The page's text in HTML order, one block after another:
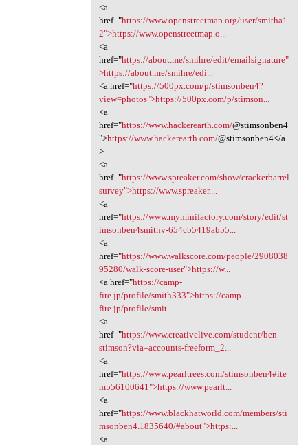
<a
href="https://www.openstreetmap.org/user/smitha1
2">https://www.openstreetmap.o...
<a
href="https://about.me/smihre/edit/emailsignature"
>https://about.me/smihre/edi...
<a href="https://500px.com/p/stimsonben4?
view=photos">https://500px.com/p/stimson...
<a
href="https://www.hackerearth.com/@stimsonben4
">https://www.hackerearth.com/@stimsonben4</a
>
<a
href="https://www.spreaker.com/show/crackerbarrel
survey">https://www.spreaker....
<a
href="https://www.myminifactory.com/story/edit/st
imsonben4smithv-654cb5419ab55...
<a
href="https://www.walkscore.com/people/2908038
95280/walk-score-user">https://w...
<a href="https://camp-
fire.jp/profile/smith333">https://camp-
fire.jp/profile/smit...
<a
href="https://www.creativelive.com/student/ben-
stimson?via=accounts-freeform_2...
<a
href="https://www.pearltrees.com/stimsonben4#ite
m556100641">https://www.pearlt...
<a
href="https://www.blackhatworld.com/members/sti
msonben4.1835640/#about">https:...
<a